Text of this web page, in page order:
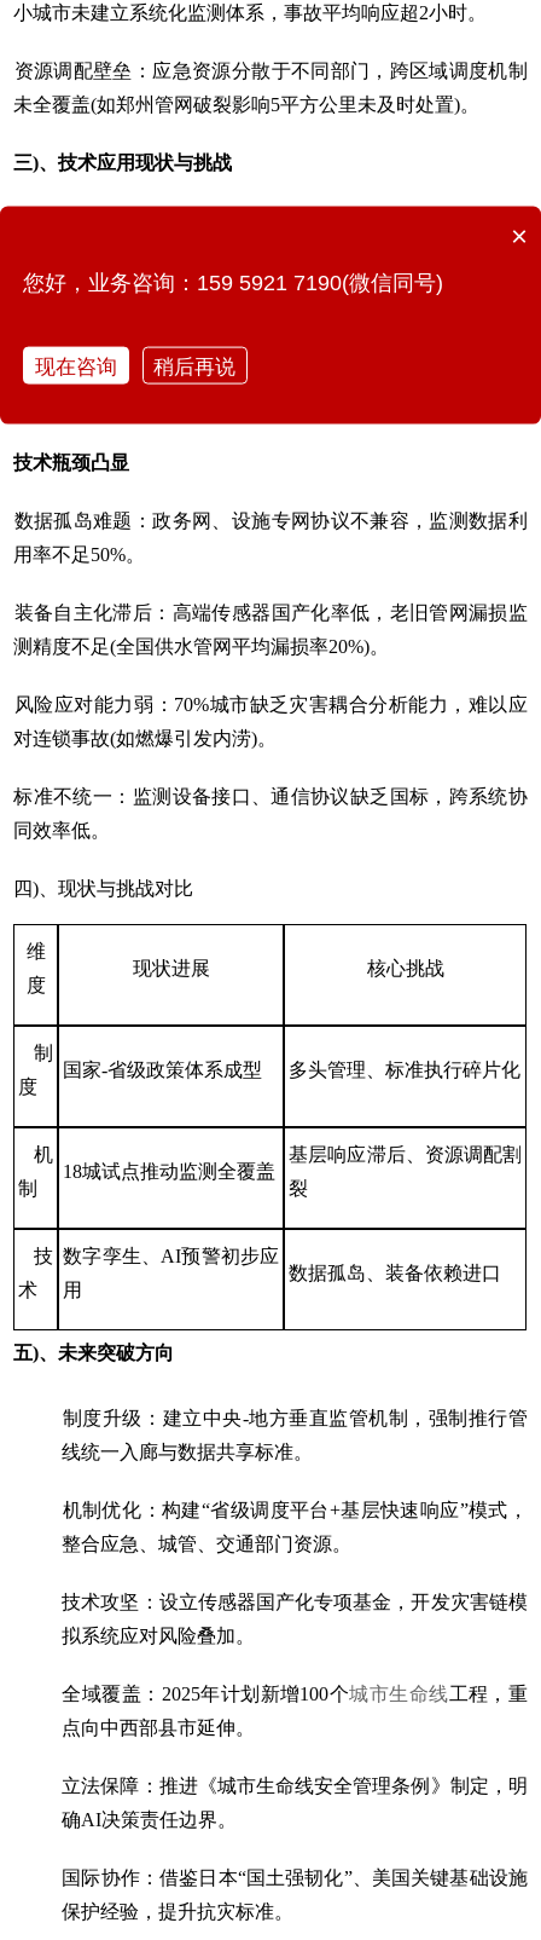
小城市未建立系统化监测体系，事故平均响应超2小时。
‌资源调配壁垒‌：应急资源分散于不同部门，跨区域调度机制
未全覆盖(如郑州管网破裂影响5平方公里未及时处置)。
三)、技术应用现状与挑战‌
数字孪生技术应用：西安高新区通过虚拟建模优化管网负
动态预警升级：AI算法实现内涝模拟(郑州化解3次特大暴雨
技术瓶颈凸显‌
‌数据孤岛难题‌：政务网、设施专网协议不兼容，监测数据利
用率不足50%。
‌装备自主化滞后‌：高端传感器国产化率低，老旧管网漏损监
测精度不足(全国供水管网平均漏损率20%)。
‌风险应对能力弱‌：70%城市缺乏灾害耦合分析能力，难以应
对连锁事故(如燃爆引发内涝)。
标准不统一：‌监测设备接口、通信协议缺乏国标，跨系统协
同效率低。
四)、现状与挑战对比‌
维
度
现状进展 核心挑战
‌制
度‌
国家-省级政策体系成型 多头管理、标准执行碎片化
‌机
制‌
18城试点推动监测全覆盖
基层响应滞后、资源调配割
裂
‌技
术‌
数字孪生、AI预警初步应
用
数据孤岛、装备依赖进口
五)、未来突破方向‌
‌制度升级‌：建立中央-地方垂直监管机制，强制推行管
线统一入廊与数据共享标准。
‌机制优化‌：构建“省级调度平台+基层快速响应”模式，
整合应急、城管、交通部门资源。
‌技术攻坚‌：设立传感器国产化专项基金，开发灾害链模
拟系统应对风险叠加。
全域覆盖‌：2025年计划新增100个城市生命线工程，重
点向中西部县市延伸。
立法保障‌：推进《城市生命线安全管理条例》制定，明
确AI决策责任边界。
‌国际协作‌：借鉴日本“国土强韧化”、美国关键基础设施
保护经验，提升抗灾标准。
×
您好，业务咨询：159 5921 7190(微信同号)
现在咨询 稍后再说